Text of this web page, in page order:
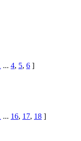
... 4, 5, 6 ]
... 16, 17, 18 ]